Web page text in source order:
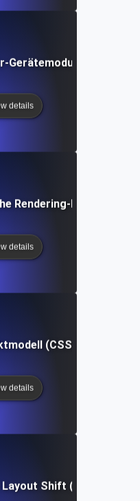
Gerätemodus?
details
Rendering-Pfad?
details
(CSSOM)?
details
Shift (CLS)?